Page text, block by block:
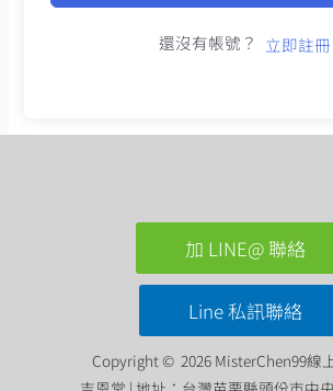
還沒有帳號？ 立即註冊
加 LINE@ 聯絡
Line 私訊聯絡
Copyright © 2026 MisterChen99線